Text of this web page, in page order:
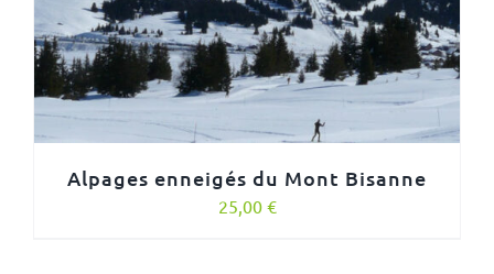
Alpages enneigés du Mont Bisanne
25,00 €